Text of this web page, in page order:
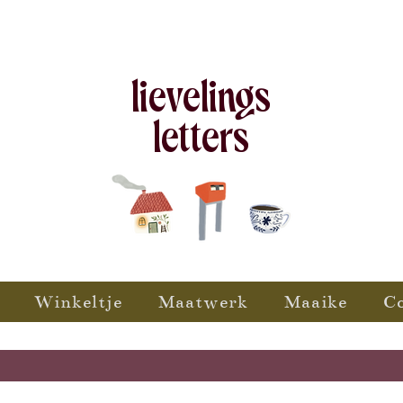
lievelings
letters
Winkeltje Maatwerk Maaike